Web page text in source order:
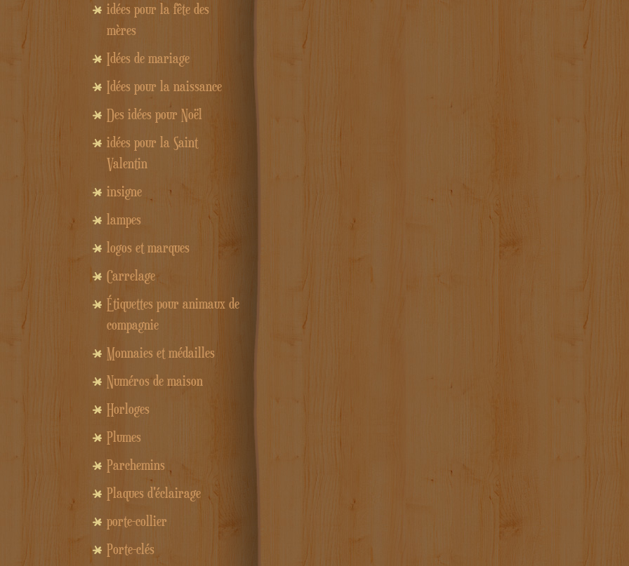
idées pour la fête des
mères
Idées de mariage
Idées pour la naissance
Des idées pour Noël
idées pour la Saint
Valentin
insigne
lampes
logos et marques
Carrelage
Étiquettes pour animaux de
compagnie
Monnaies et médailles
Numéros de maison
Horloges
Plumes
Parchemins
Plaques d'éclairage
porte-collier
Porte-clés